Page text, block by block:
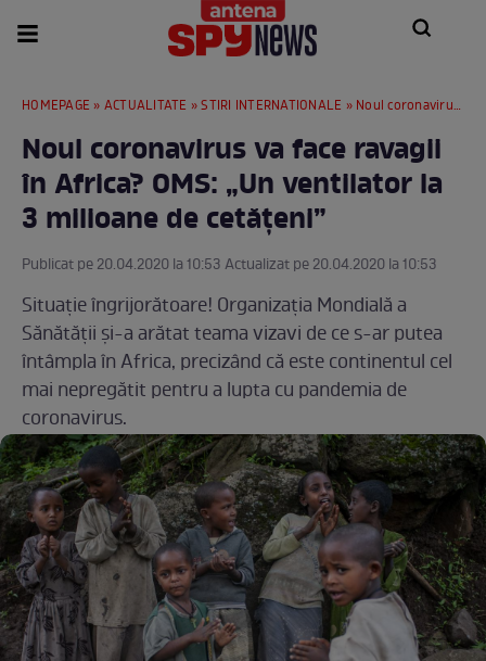
HOMEPAGE » ACTUALITATE »STIRI INTERNATIONALE » Noul coronavirus va face ravagii în Africa? OMS: „Un ventilator la 3 milioane de cetățeni”
Noul coronavirus va face ravagii
în Africa? OMS: „Un ventilator la
3 milioane de cetățeni”
Publicat pe 20.04.2020 la 10:53 Actualizat pe 20.04.2020 la 10:53
Situație îngrijorătoare! Organizația Mondială a
Sănătății și-a arătat teama vizavi de ce s-ar putea
întâmpla în Africa, precizând că este continentul cel
mai nepregătit pentru a lupta cu pandemia de
coronavirus.